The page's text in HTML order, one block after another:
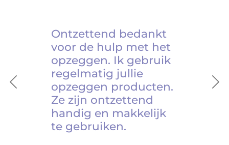
Previous
Ontzettend bedankt
voor de hulp met het
opzeggen. Ik gebruik
regelmatig jullie
opzeggen producten.
Ze zijn ontzettend
handig en makkelijk
te gebruiken.